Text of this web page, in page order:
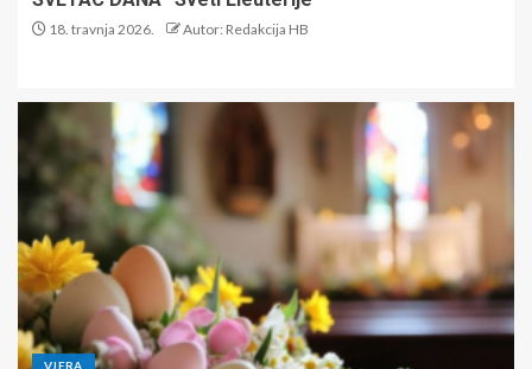
18. travnja 2026. Autor: Redakcija HB
VJERA